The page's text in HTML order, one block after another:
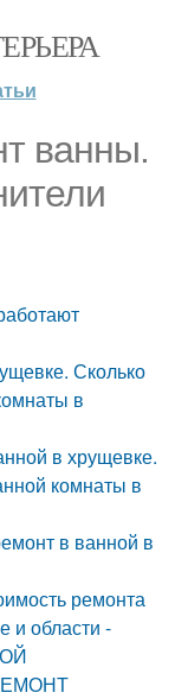
ванны.
Сколько
в
в хрущевке.
комнаты в
в ванной в
ремонта
и области -